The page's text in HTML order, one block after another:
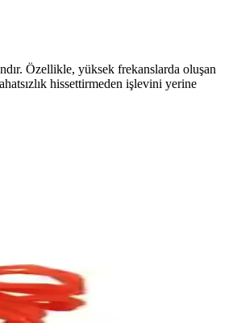
Özellikle, yüksek frekanslarda oluşan
hissettirmeden işlevini yerine
yardımcı olunuyor.